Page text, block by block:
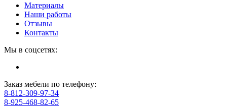
Материалы
Наши работы
Отзывы
Контакты
Мы в соцсетях:
Заказ мебели по телефону:
8-812-309-97-34
8-925-468-82-65